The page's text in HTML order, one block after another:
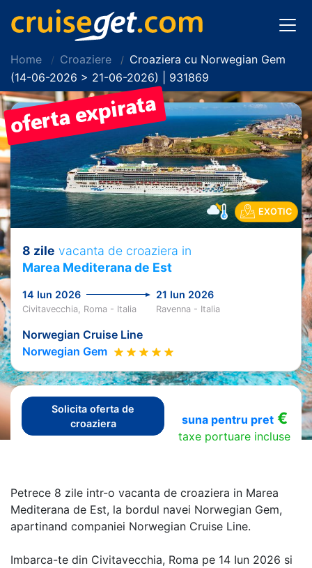
Home Croaziere
Croaziera cu Norwegian Gem
(14-06-2026 > 21-06-2026) | 931869
EXOTIC
8 zile vacanta de croaziera in
Marea Mediterana de Est
14 Iun 2026 21 Iun 2026
Civitavecchia, Roma - Italia Ravenna - Italia
Norwegian Cruise Line
Norwegian Gem
Solicita oferta de
croaziera
suna pentru pret€
taxe portuare incluse
Petrece 8 zile intr-o vacanta de croaziera in Marea
Mediterana de Est, la bordul navei Norwegian Gem,
apartinand companiei Norwegian Cruise Line.
Imbarca-te din Civitavecchia, Roma pe 14 Iun 2026 si